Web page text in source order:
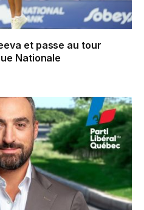
et passe au tour
Nationale